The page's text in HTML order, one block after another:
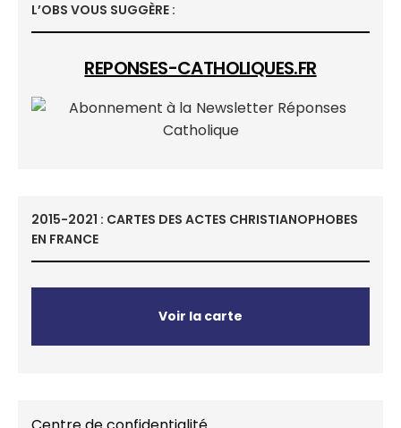
L’OBS VOUS SUGGÈRE :
REPONSES-CATHOLIQUES.FR
2015-2021 : CARTES DES ACTES CHRISTIANOPHOBES
EN FRANCE
Voir la carte